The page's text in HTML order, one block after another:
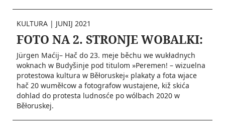
KULTURA | JUNIJ 2021
FOTO NA 2. STRONJE WOBALKI:
Jürgen Maćij– Hač do 23. meje běchu we wukładnych
woknach w Budyšinje pod titulom »Peremen! – wizuelna
protestowa kultura w Běłoruskej« plakaty a fota wjace
hač 20 wuměłcow a fotografow wustajene, kiž skića
dohlad do protesta ludnosće po wólbach 2020 w
Běłoruskej.